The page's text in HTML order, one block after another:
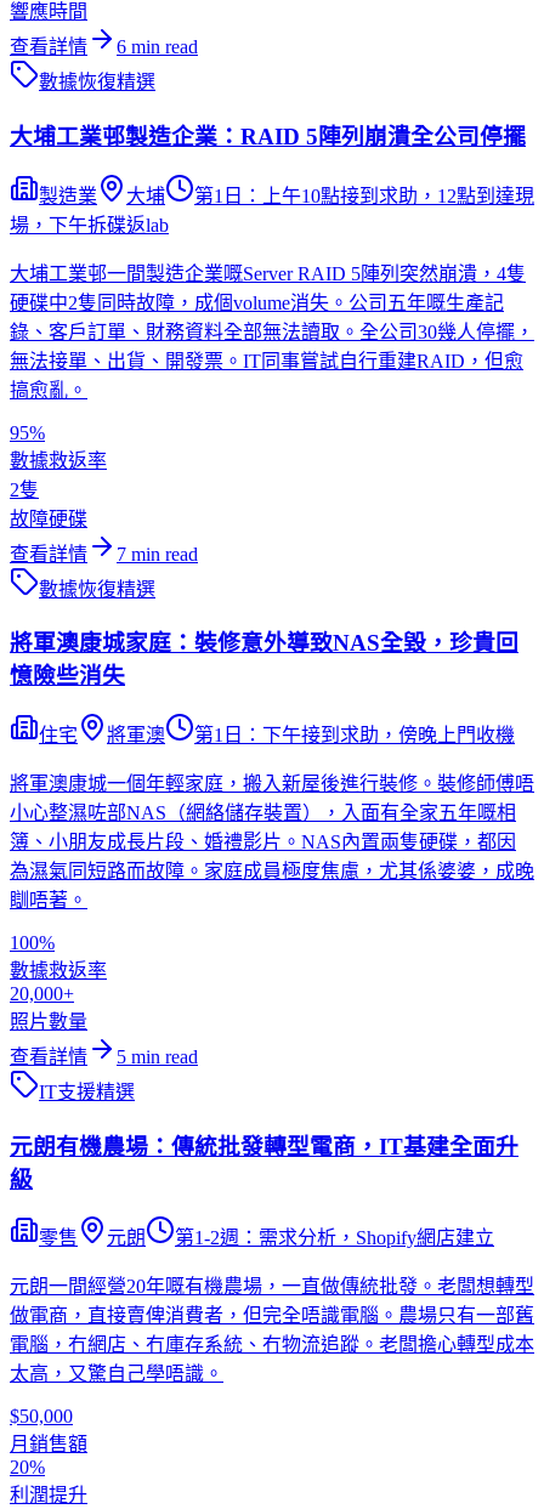
響應時間
查看詳情
6 min read
數據恢復精選
大埔工業邨製造企業：RAID 5陣列崩潰全公司停擺
製造業 大埔
第1日：上午10點接到求助，12點到達現
場，下午拆碟返lab
大埔工業邨一間製造企業嘅Server RAID 5陣列突然崩潰，4隻
硬碟中2隻同時故障，成個volume消失。公司五年嘅生產記
錄、客戶訂單、財務資料全部無法讀取。全公司30幾人停擺，
無法接單、出貨、開發票。IT同事嘗試自行重建RAID，但愈
搞愈亂。
95%
數據救返率
2隻
故障硬碟
查看詳情
7 min read
數據恢復精選
將軍澳康城家庭：裝修意外導致NAS全毀，珍貴回
憶險些消失
住宅 將軍澳 第1日：下午接到求助，傍晚上門收機
將軍澳康城一個年輕家庭，搬入新屋後進行裝修。裝修師傅唔
小心整濕咗部NAS（網絡儲存裝置），入面有全家五年嘅相
簿、小朋友成長片段、婚禮影片。NAS內置兩隻硬碟，都因
為濕氣同短路而故障。家庭成員極度焦慮，尤其係婆婆，成晚
瞓唔著。
100%
數據救返率
20,000+
照片數量
查看詳情
5 min read
IT支援精選
元朗有機農場：傳統批發轉型電商，IT基建全面升
級
零售 元朗 第1-2週：需求分析，Shopify網店建立
元朗一間經營20年嘅有機農場，一直做傳統批發。老闆想轉型
做電商，直接賣俾消費者，但完全唔識電腦。農場只有一部舊
電腦，冇網店、冇庫存系統、冇物流追蹤。老闆擔心轉型成本
太高，又驚自己學唔識。
$50,000
月銷售額
20%
利潤提升